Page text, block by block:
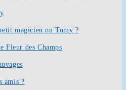
magicien ou Tomy ?
Fleur des Champs
amis ?